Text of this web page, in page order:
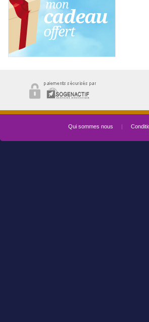
Qui sommes nous |